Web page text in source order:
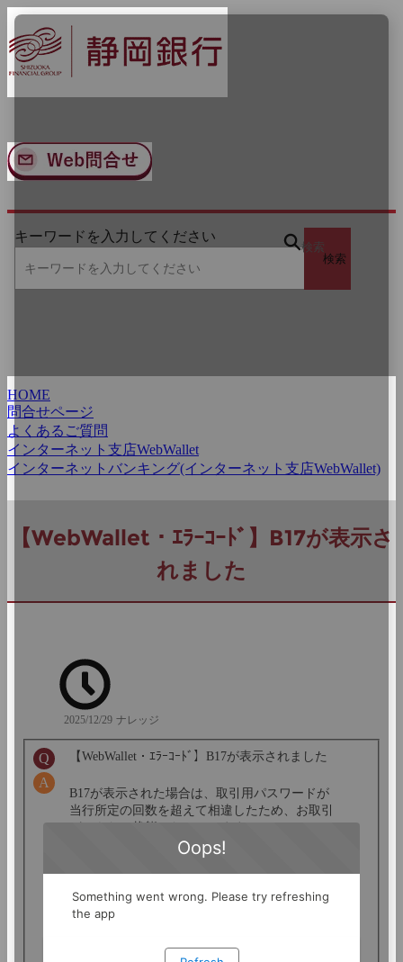
ビ
ゲ
ー
シ
へ
ス
ッ
プ
イ
ン
コ
ン
ツ
へ
キ
ッ
プ
キーワードを入力してください
検索
検索
HOME
問合せページ
よくあるご質問
インターネット支店WebWallet
インターネットバンキング(インターネット支店WebWallet)
【WebWallet・ｴﾗｰｺｰﾄﾞ】B17が表示さ
れました
2025/12/29 ナレッジ
【WebWallet・ｴﾗｰｺｰﾄﾞ】B17が表示されました
B17が表示された場合は、取引用パスワードが
当行所定の回数を超えて相違したため、お取引
パスワード再登録の手続きが必要です。
取引用パスワードの再登録はこちら
https://web.wallet.shizugin.net/ib/index.do?
PT=IM&CCT0080=9959&format=02
https://shizugin.net/info/error_message.html